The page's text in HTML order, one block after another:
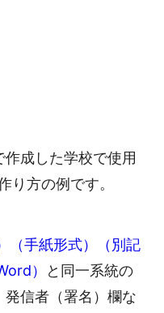
成した学校で使用
り方の例です。
（手紙形式）（別記
）
と同一系統の
発信者（署名）欄な